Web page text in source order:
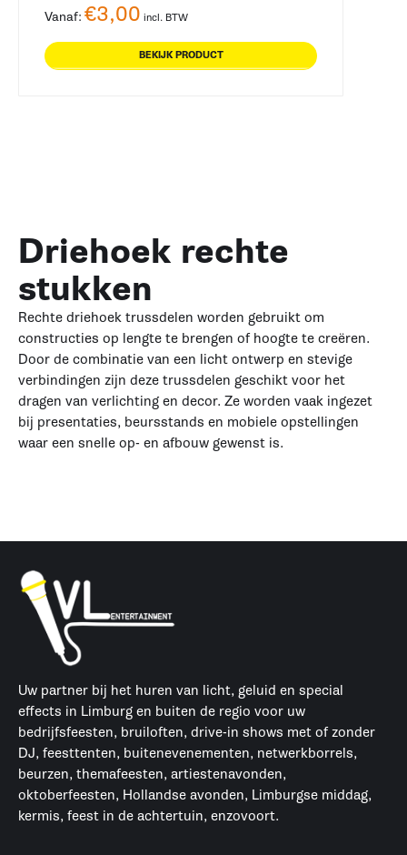
Vanaf: €3,00 incl. BTW
BEKIJK PRODUCT
Driehoek rechte
stukken
Rechte driehoek trussdelen worden gebruikt om
constructies op lengte te brengen of hoogte te creëren.
Door de combinatie van een licht ontwerp en stevige
verbindingen zijn deze trussdelen geschikt voor het
dragen van verlichting en decor. Ze worden vaak ingezet
bij presentaties, beursstands en mobiele opstellingen
waar een snelle op- en afbouw gewenst is.
Uw partner bij het huren van licht, geluid en special
effects in Limburg en buiten de regio voor uw
bedrijfsfeesten, bruiloften, drive-in shows met of zonder
DJ, feesttenten, buitenevenementen, netwerkborrels,
beurzen, themafeesten, artiestenavonden,
oktoberfeesten, Hollandse avonden, Limburgse middag,
kermis, feest in de achtertuin, enzovoort.